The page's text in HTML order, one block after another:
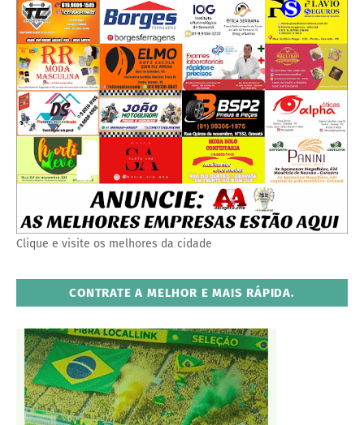
Clique e visite os melhores da cidade
CONTRATE A MELHOR E MAIS RÁPIDA.